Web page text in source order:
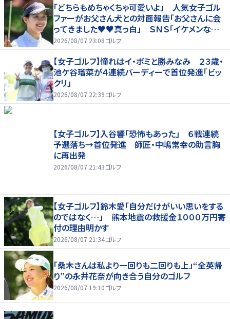
「どちらもめちゃくちゃ可愛いよ」 人気女子ゴル
ファーがお父さん犬との対面報告「お父さんに会
ってきました♥♥真っ白」 ＳＮＳ「イケメンなお
父さん」「白戸家入りするんですか？」
2026/08/07 23:08ゴルフ
【女子ゴルフ】憧れはイ・ボミと勝みなみ ２３歳・
池ケ谷瑠菜が４連続バーディーで首位発進「ビッ
クリ」
2026/08/07 22:39ゴルフ
【女子ゴルフ】入谷響「恐怖もあった」 ６戦連続
予選落ち→首位発進 師匠・中嶋常幸の助言胸
に再出発
2026/08/07 21:43ゴルフ
【女子ゴルフ】鈴木愛「自分だけがいい思いをする
のではなく…」 熊本地震の救援金１０００万円寄
付の理由明かす
2026/08/07 21:34ゴルフ
「桑木さんは私より一回りも二回りも上」“全英帰
り”の永井花奈が向き合う自分のゴルフ
2026/08/07 19:10ゴルフ